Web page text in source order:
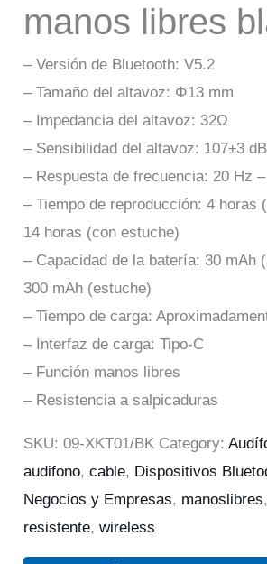
manos libres
– Versión de Bluetooth: V5.2
– Tamaño del altavoz: Φ13 mm
– Impedancia del altavoz: 32Ω
– Sensibilidad del altavoz: 107±3 dB
– Respuesta de frecuencia: 20 Hz
– Tiempo de reproducción: 4 horas
14 horas (con estuche)
– Capacidad de la batería: 30 mAh
300 mAh (estuche)
– Tiempo de carga:
– Interfaz de carga: Tipo-C
– Función manos libres
– Resistencia a salpicaduras
SKU:09-XKT01/BK Category:
audifono,cable, Dispositivos
Negocios y Empresas, manoslibres,
resistente,wireless